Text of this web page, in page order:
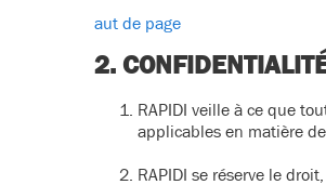
aut de page
2.
RAPIDI veille à ce que
applicables en matière
RAPIDI se réserve le